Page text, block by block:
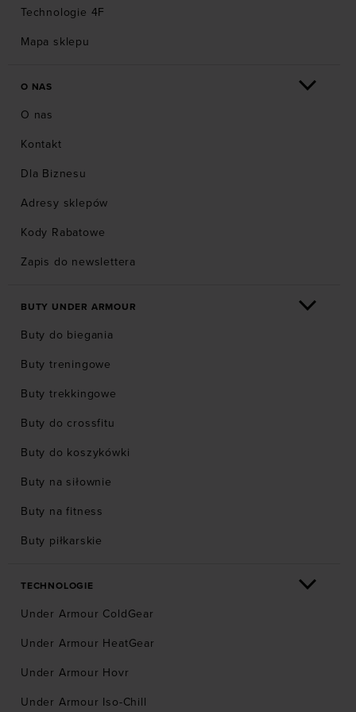
Technologie 4F
Mapa sklepu
O NAS
O nas
Kontakt
Dla Biznesu
Adresy sklepów
Kody Rabatowe
Zapis do newslettera
BUTY UNDER ARMOUR
Buty do biegania
Buty treningowe
Buty trekkingowe
Buty do crossfitu
Buty do koszykówki
Buty na siłownie
Buty na fitness
Buty piłkarskie
TECHNOLOGIE
Under Armour ColdGear
Under Armour HeatGear
Under Armour Hovr
Under Armour Iso-Chill